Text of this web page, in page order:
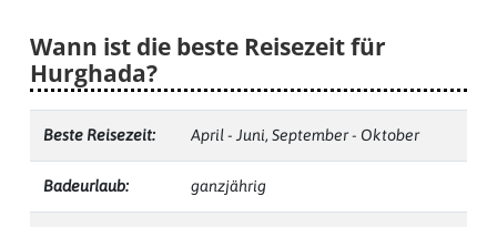
Wann ist die beste Reisezeit für
Hurghada?
Beste Reisezeit: April - Juni, September - Oktober
Badeurlaub: ganzjährig